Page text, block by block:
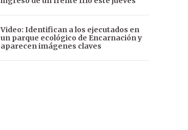
Video: Identifican a los ejecutados en
un parque ecológico de Encarnación y
aparecen imágenes claves